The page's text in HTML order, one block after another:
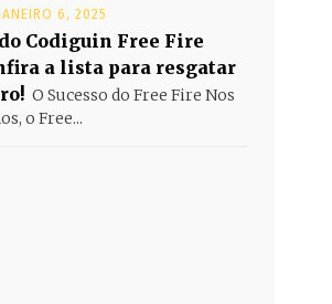
JANEIRO 6, 2025
Codiguin Free Fire
a lista para resgatar
O Sucesso do Free Fire Nos
o Free...